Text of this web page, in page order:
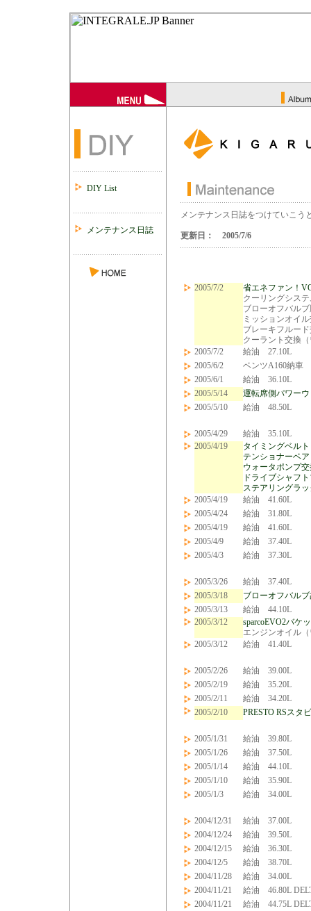
DIY List
メンテナンス日誌
メンテナンス日誌をつけていこう
更新日： 2005/7/6
2005/7/2
省エネファン！
クーリングシス
ブローオフバル
ミッションオイ
ブレーキフルー
クーラント交換
2005/7/2
給油 27.10L
2005/6/2
ベンツA160納車
2005/6/1
給油 36.10L
2005/5/14
運転席側パワー
2005/5/10
給油 48.50L
2005/4/29
給油 35.10L
2005/4/19
タイミングベル
テンショナーベ
ウォータポンプ
ドライブシャフ
ステアリングラ
2005/4/19
給油 41.60L
2005/4/24
給油 31.80L
2005/4/19
給油 41.60L
2005/4/9
給油 37.40L
2005/4/3
給油 37.30L
2005/3/26
給油 37.40L
2005/3/18
ブローオフバル
2005/3/13
給油 44.10L
2005/3/12
sparcoEVO2バケ
エンジンオイル
2005/3/12
給油 41.40L
2005/2/26
給油 39.00L
2005/2/19
給油 35.20L
2005/2/11
給油 34.20L
2005/2/10
PRESTO RSスタ
2005/1/31
給油 39.80L
2005/1/26
給油 37.50L
2005/1/14
給油 44.10L
2005/1/10
給油 35.90L
2005/1/3
給油 34.00L
2004/12/31
給油 37.00L
2004/12/24
給油 39.50L
2004/12/15
給油 36.30L
2004/12/5
給油 38.70L
2004/11/28
給油 34.00L
2004/11/21
給油 46.80L
2004/11/21
給油 44.75L